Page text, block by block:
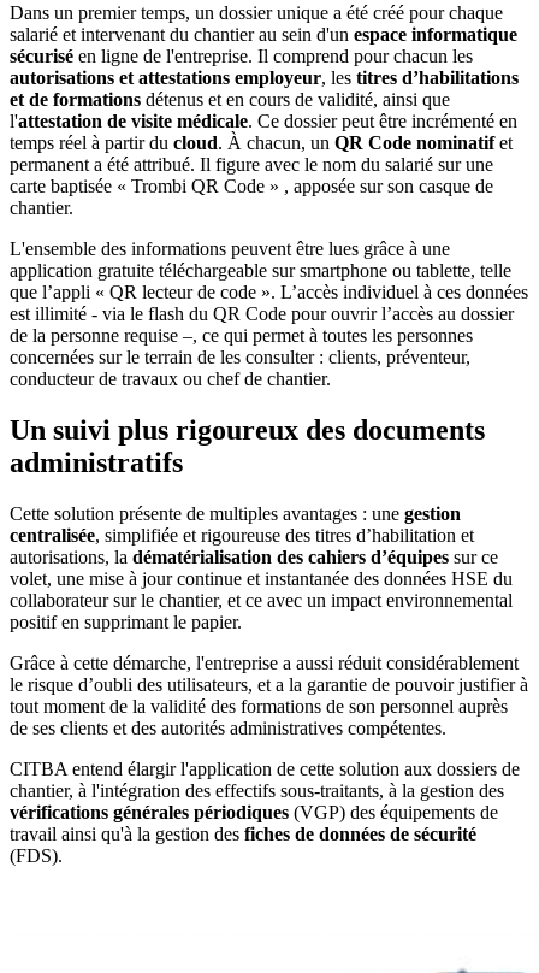
Dans un premier temps, un dossier unique a été créé pour chaque
salarié et intervenant du chantier au sein d'un espace informatique
sécurisé en ligne de l'entreprise. Il comprend pour chacun les
autorisations et attestations employeur, les titres d’habilitations
et de formations détenus et en cours de validité, ainsi que
l'attestation de visite médicale. Ce dossier peut être incrémenté en
temps réel à partir du cloud. À chacun, un QR Code nominatifet
permanent a été attribué. Il figure avec le nom du salarié sur une
carte baptisée « Trombi QR Code » , apposée sur son casque de
chantier.
L'ensemble des informations peuvent être lues grâce à une
application gratuite téléchargeable sur smartphone ou tablette, telle
que l’appli « QR lecteur de code ». L’accès individuel à ces données
est illimité - via le flash du QR Code pour ouvrir l’accès au dossier
de la personne requise –, ce qui permet à toutes les personnes
concernées sur le terrain de les consulter : clients, préventeur,
conducteur de travaux ou chef de chantier.
Un suivi plus rigoureux des documents
administratifs
Cette solution présente de multiples avantages : une gestion
centralisée, simplifiée et rigoureuse des titres d’habilitation et
autorisations, la dématérialisation des cahiers d’équipes sur ce
volet, une mise à jour continue et instantanée des données HSE du
collaborateur sur le chantier, et ce avec un impact environnemental
positif en supprimant le papier.
Grâce à cette démarche, l'entreprise a aussi réduit considérablement
le risque d’oubli des utilisateurs, et a la garantie de pouvoir justifier à
tout moment de la validité des formations de son personnel auprès
de ses clients et des autorités administratives compétentes.
CITBA entend élargir l'application de cette solution aux dossiers de
chantier, à l'intégration des effectifs sous-traitants, à la gestion des
vérifications générales périodiques (VGP) des équipements de
travail ainsi qu'à la gestion des fiches de données de sécurité
(FDS).